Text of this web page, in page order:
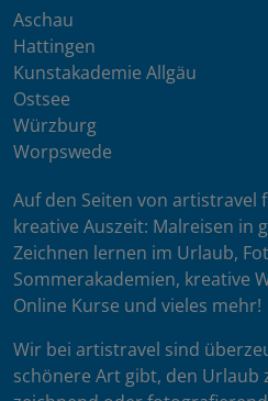
Aschau
Hattingen
Kunstakademie Allgäu
Ostsee
Würzburg
Worpswede
Auf den Seiten von artistravel
kreative Auszeit: Malreisen in
Zeichnen lernen im Urlaub,
Sommerakademien, kreative
Online Kurse und vieles mehr!
Wir bei artistravel sind
schönere Art gibt, den Urlaub